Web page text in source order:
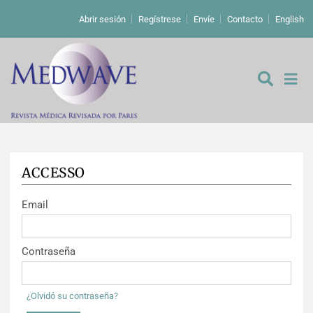
Abrir sesión Regístrese Envíe Contacto English
De los editores
Editoriales
Comentarios
Cartas a los editores
Estudios originales
Estudios cualitativos
Análisis
ACCESSO
Email
Contraseña
¿Olvidó su contraseña?